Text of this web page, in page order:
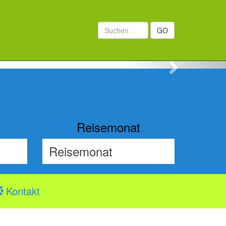
Next
GO
Reisemonat
Kontakt